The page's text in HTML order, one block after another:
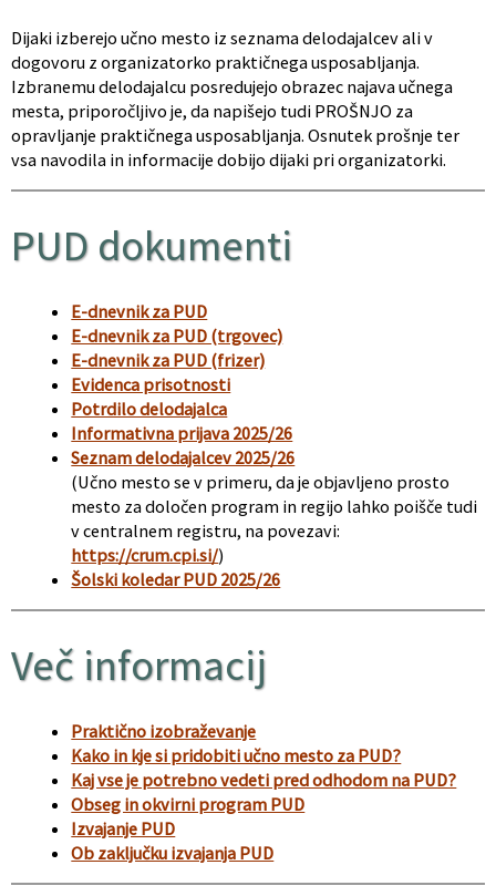
Dijaki izberejo učno mesto iz seznama delodajalcev ali v
dogovoru z organizatorko praktičnega usposabljanja.
Izbranemu delodajalcu posredujejo obrazec najava učnega
mesta, priporočljivo je, da napišejo tudi PROŠNJO za
opravljanje praktičnega usposabljanja. Osnutek prošnje ter
vsa navodila in informacije dobijo dijaki pri organizatorki.
PUD dokumenti
E-dnevnik za PUD
E-dnevnik za PUD (trgovec)
E-dnevnik za PUD (frizer)
Evidenca prisotnosti
Potrdilo delodajalca
Informativna prijava 2025/26
Seznam delodajalcev 2025/26
(Učno mesto se v primeru, da je objavljeno prosto
mesto za določen program in regijo lahko poišče tudi
v centralnem registru, na povezavi:
https://crum.cpi.si/)
Šolski koledar PUD 2025/26
Več informacij
Praktično izobraževanje
Kako in kje si pridobiti učno mesto za PUD?
Kaj vse je potrebno vedeti pred odhodom na PUD?
Obseg in okvirni program PUD
Izvajanje PUD
Ob zaključku izvajanja PUD